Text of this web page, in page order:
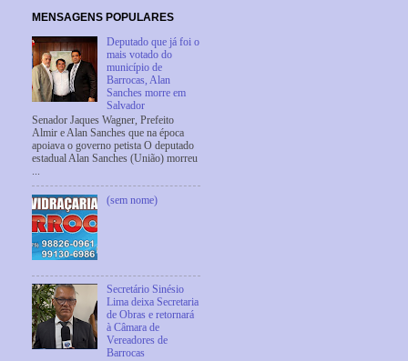
MENSAGENS POPULARES
Deputado que já foi o
mais votado do
município de
Barrocas, Alan
Sanches morre em
Salvador
Senador Jaques Wagner, Prefeito
Almir e Alan Sanches que na época
apoiava o governo petista O deputado
estadual Alan Sanches (União) morreu
...
(sem nome)
Secretário Sinésio
Lima deixa Secretaria
de Obras e retornará
à Câmara de
Vereadores de
Barrocas